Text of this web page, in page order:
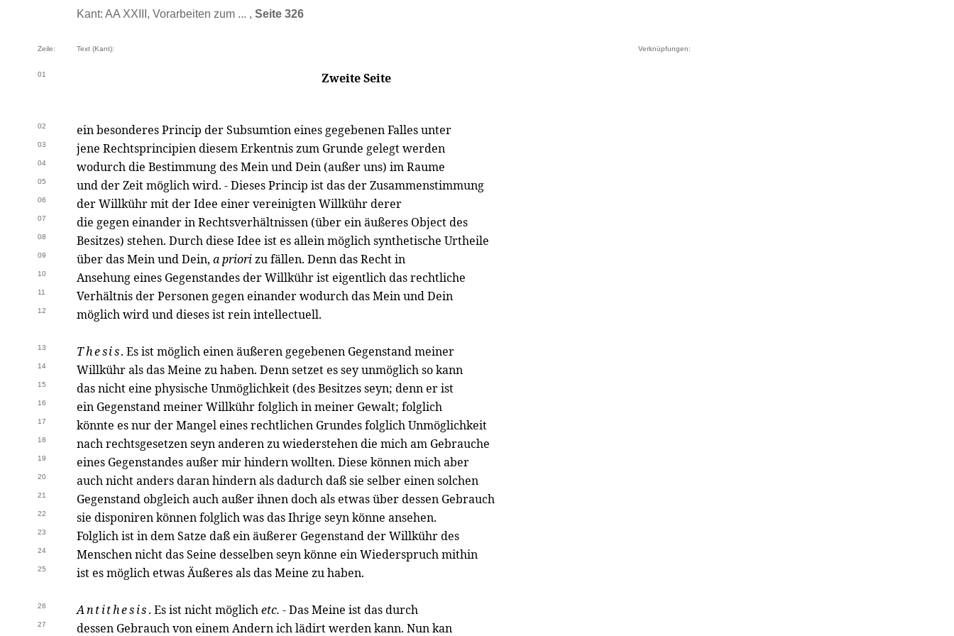
Kant: AA XXIII, Vorarbeiten zum ... , Seite 326
Zeile: Text (Kant): Verknüpfungen:
01 Zweite Seite
02 ein besonderes Princip der Subsumtion eines gegebenen Falles unter
03 jene Rechtsprincipien diesem Erkentnis zum Grunde gelegt werden
04 wodurch die Bestimmung des Mein und Dein (außer uns) im Raume
05 und der Zeit möglich wird. - Dieses Princip ist das der Zusammenstimmung
06 der Willkühr mit der Idee einer vereinigten Willkühr derer
07 die gegen einander in Rechtsverhältnissen (über ein äußeres Object des
08 Besitzes) stehen. Durch diese Idee ist es allein möglich synthetische Urtheile
09 über das Mein und Dein, a priorizu fällen. Denn das Recht in
10 Ansehung eines Gegenstandes der Willkühr ist eigentlich das rechtliche
11 Verhältnis der Personen gegen einander wodurch das Mein und Dein
12 möglich wird und dieses ist rein intellectuell.
13 Thesis. Es ist möglich einen äußeren gegebenen Gegenstand meiner
14 Willkühr als das Meine zu haben. Denn setzet es sey unmöglich so kann
15 das nicht eine physische Unmöglichkeit (des Besitzes seyn; denn er ist
16 ein Gegenstand meiner Willkühr folglich in meiner Gewalt; folglich
17 könnte es nur der Mangel eines rechtlichen Grundes folglich Unmöglichkeit
18 nach rechtsgesetzen seyn anderen zu wiederstehen die mich am Gebrauche
19 eines Gegenstandes außer mir hindern wollten. Diese können mich aber
20 auch nicht anders daran hindern als dadurch daß sie selber einen solchen
21 Gegenstand obgleich auch außer ihnen doch als etwas über dessen Gebrauch
22 sie disponiren können folglich was das Ihrige seyn könne ansehen.
23 Folglich ist in dem Satze daß ein äußerer Gegenstand der Willkühr des
24 Menschen nicht das Seine desselben seyn könne ein Wiederspruch mithin
25 ist es möglich etwas Äußeres als das Meine zu haben.
26 Antithesis. Es ist nicht möglichetc. - Das Meine ist das durch
27 dessen Gebrauch von einem Andern ich lädirt werden kann. Nun kan